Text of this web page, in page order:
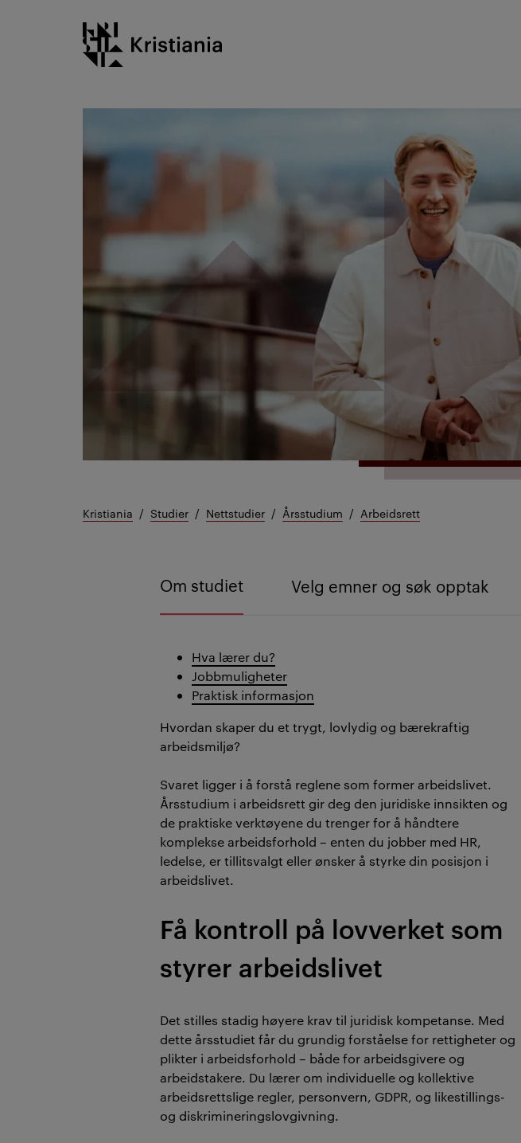
Kristiania logo
Kristiania Studier Nettstudier Årsstudium Arbeidsrett
Om studiet Velg emner og søk opptak
Hva lærer du?
Jobbmuligheter
Praktisk informasjon
Hvordan skaper du et trygt, lovlydig og bærekraftig
arbeidsmiljø?
Svaret ligger i å forstå reglene som former arbeidslivet.
Årsstudium i arbeidsrett gir deg den juridiske innsikten og
de praktiske verktøyene du trenger for å håndtere
komplekse arbeidsforhold – enten du jobber med HR,
ledelse, er tillitsvalgt eller ønsker å styrke din posisjon i
arbeidslivet.
Få kontroll på lovverket som
styrer arbeidslivet
Det stilles stadig høyere krav til juridisk kompetanse. Med
dette årsstudiet får du grundig forståelse for rettigheter og
plikter i arbeidsforhold – både for arbeidsgivere og
arbeidstakere. Du lærer om individuelle og kollektive
arbeidsrettslige regler, personvern, GDPR, og likestillings-
og diskrimineringslovgivning.